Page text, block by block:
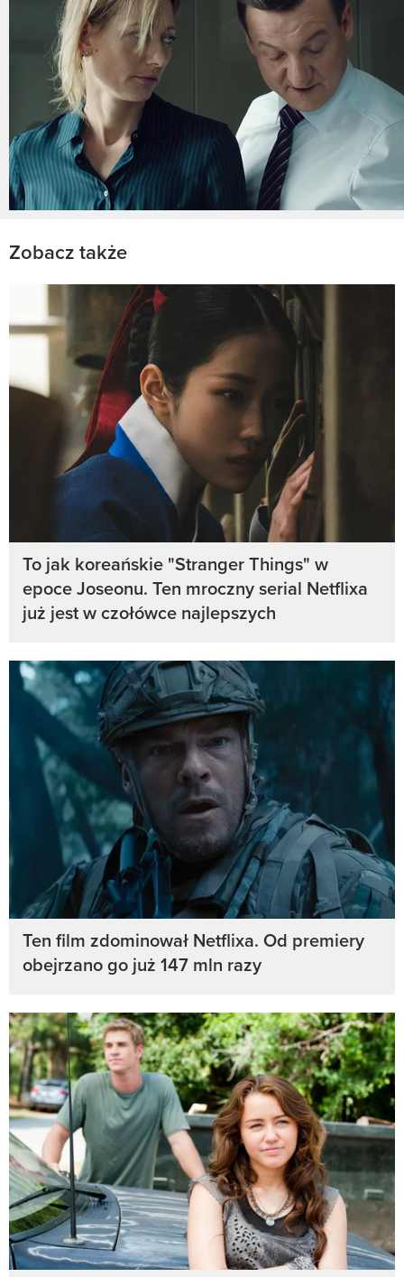
Zobacz także
To jak koreańskie "Stranger Things" w
epoce Joseonu. Ten mroczny serial Netflixa
już jest w czołówce najlepszych
Ten film zdominował Netflixa. Od premiery
obejrzano go już 147 mln razy